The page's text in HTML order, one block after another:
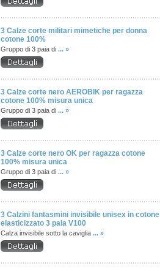
3 Calze corte militari mimetiche per donna
cotone 100%
Gruppo di 3 paia di ... »
3 Calze corte nero AEROBIK per ragazza
cotone 100% misura unica
Gruppo di 3 paia di ... »
3 Calze corte nero OK per ragazza cotone
100% misura unica
Gruppo di 3 paia di ... »
3 Calzini fantasmini invisibile unisex in cotone
elasticizzato 3 paia V100
Calza invisibile sotto la caviglia ... »